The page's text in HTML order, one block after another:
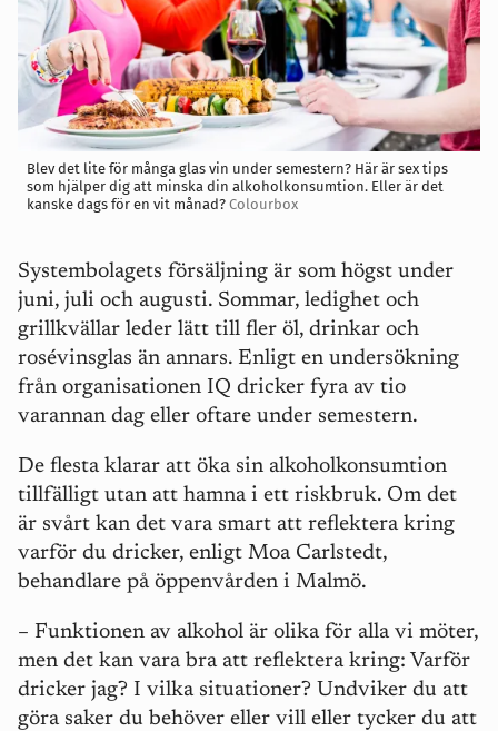
Blev det lite för många glas vin under semestern? Här är sex tips
som hjälper dig att minska din alkoholkonsumtion. Eller är det
kanske dags för en vit månad? Colourbox
Systembolagets försäljning är som högst under
juni, juli och augusti. Sommar, ledighet och
grillkvällar leder lätt till fler öl, drinkar och
rosévinsglas än annars. Enligt en undersökning
från organisationen IQ dricker fyra av tio
varannan dag eller oftare under semestern.
De flesta klarar att öka sin alkoholkonsumtion
tillfälligt utan att hamna i ett riskbruk. Om det
är svårt kan det vara smart att reflektera kring
varför du dricker, enligt Moa Carlstedt,
behandlare på öppenvården i Malmö.
– Funktionen av alkohol är olika för alla vi möter,
men det kan vara bra att reflektera kring: Varför
dricker jag? I vilka situationer? Undviker du att
göra saker du behöver eller vill eller tycker du att